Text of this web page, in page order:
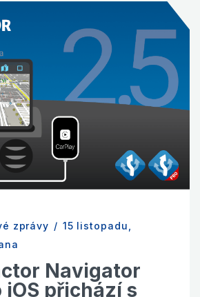
zprávy / 15 listopadu,
Navigator
iOS přichází s